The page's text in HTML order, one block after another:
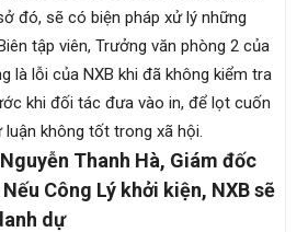
đó, sẽ có biện pháp xử lý những
tập viên, Trưởng văn phòng 2 của
là lỗi của NXB khi đã không kiểm tra
khi đối tác đưa vào in, để lọt cuốn
luận không tốt trong xã hội.
Thanh Hà, Giám đốc
Công Lý khởi kiện, NXB sẽ
dự